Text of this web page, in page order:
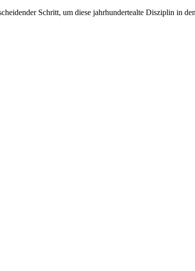
Schritt, um diese jahrhundertealte Disziplin in